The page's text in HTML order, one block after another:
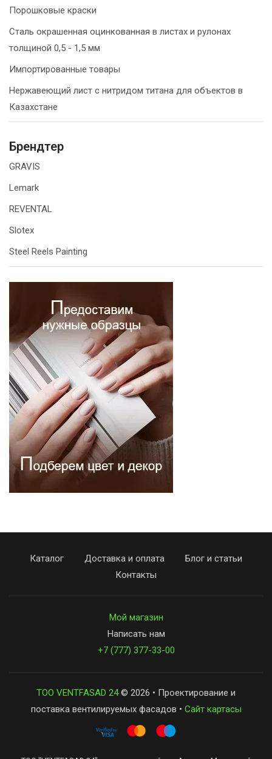
Порошковые краски
Сталь окрашенная оцинкованная в листах и рулонах
толщиной 0,5 - 1,5 мм
Импортированные товары
Нержавеющий лист с нитридом титана для объектов в
Казахстане
Брендтер
GRAVIS
Lemark
REVENTAL
Slotex
Steel Reels Painting
Каталог Доставка и оплата
Блог и статьи
Контакты
Мой магазин
Написать нам
+7 (777) 377-33-00
ТОО VENTFASAD 24© 2026 • Проектирование и
поставка вентилируемых фасадов • Сайт картасы